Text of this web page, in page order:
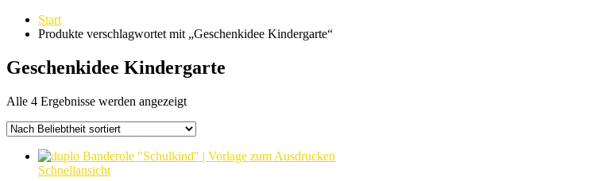
Start
Produkte verschlagwortet mit „Geschenkidee Kindergarte“
Geschenkidee Kindergarte
Alle 4 Ergebnisse werden angezeigtNach
sortiert
Schnellansicht